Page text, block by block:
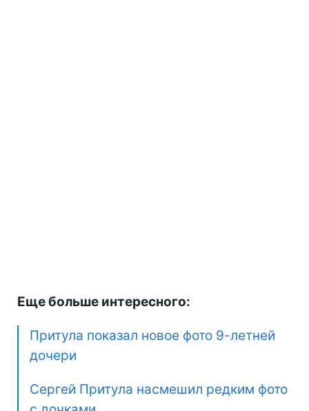
Еще больше интересного:
Притула показал новое фото 9-летней
дочери
Сергей Притула насмешил редким фото